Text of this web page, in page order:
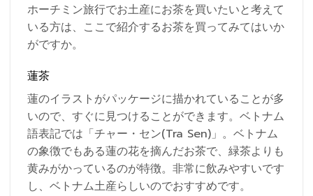
ホーチミン旅行でお土産にお茶を買いたいと考えて
いる方は、ここで紹介するお茶を買ってみてはいか
がですか。
蓮茶
蓮のイラストがパッケージに描かれていることが多
いので、すぐに見つけることができます。ベトナム
語表記では「チャー・セン(Tra Sen)」。ベトナム
の象徴でもある蓮の花を摘んだお茶で、緑茶よりも
黄みがかっているのが特徴。非常に飲みやすいです
し、ベトナム土産らしいのでおすすめです。